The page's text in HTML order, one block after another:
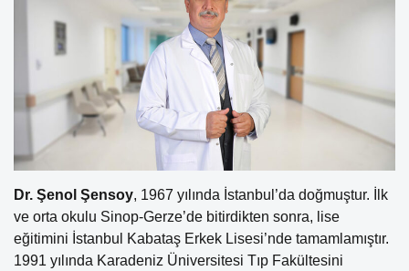
Dr. Şenol Şensoy, 1967 yılında İstanbul’da doğmuştur. İlk
ve orta okulu Sinop-Gerze’de bitirdikten sonra, lise
eğitimini İstanbul Kabataş Erkek Lisesi’nde tamamlamıştır.
1991 yılında Karadeniz Üniversitesi Tıp Fakültesini